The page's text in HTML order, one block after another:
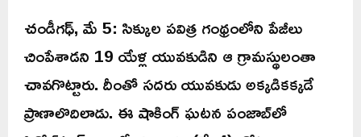
చండీగఢ్‌, మే 5: సిక్కుల పవిత్ర గంథ్రంలోని పేజీలు
చింపేశాడని 19 యేళ్ల యువకుడిని ఆ గ్రామస్థులంతా
చావగొట్టారు. దీంతో సదరు యువకుడు అక్కడికక్కడే
ప్రాణాలొదిలాడు. ఈ షాకింగ్ ఘటన పంజాబ్‌లో